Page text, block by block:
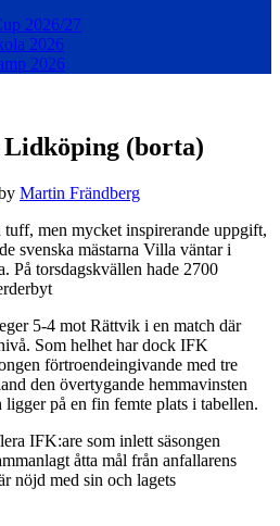
2026/27
2026
2026
(borta)
Martin Frändberg
men mycket inspirerande uppgift,
svenska mästarna Villa väntar i
På torsdagskvällen hade 2700
5-4 mot Rättvik i en match där
Som helhet har dock IFK
förtroendeingivande med tre
den övertygande hemmavinsten
på en fin femte plats i tabellen.
IFK:are som inlett säsongen
åtta mål från anfallarens
nöjd med sin och lagets